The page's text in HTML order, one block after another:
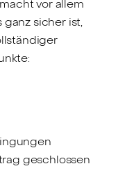
vor allem
sicher ist,
geschlossen